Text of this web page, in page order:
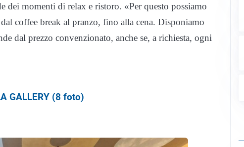
dei momenti di relax e ristoro. «Per questo possiamo
coffee break al pranzo, fino alla cena. Disponiamo
dal prezzo convenzionato, anche se, a richiesta, ogni
GALLERY (8 foto)